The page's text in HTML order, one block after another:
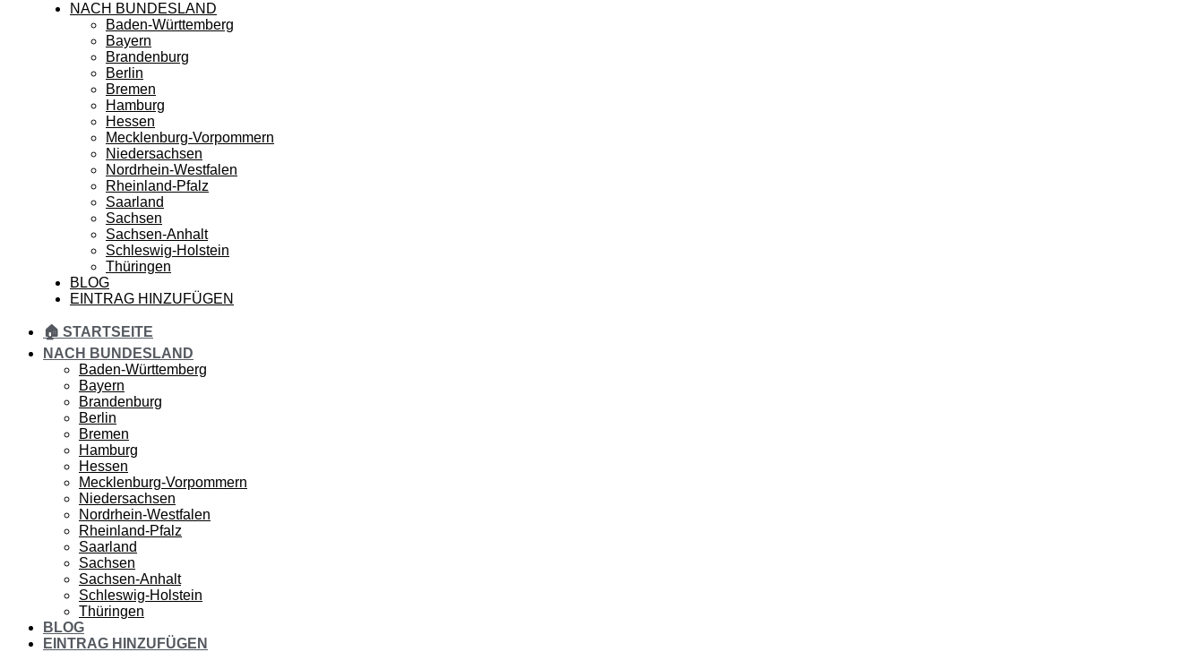
NACH BUNDESLAND
Baden-Württemberg
Bayern
Brandenburg
Berlin
Bremen
Hamburg
Hessen
Mecklenburg-Vorpommern
Niedersachsen
Nordrhein-Westfalen
Rheinland-Pfalz
Saarland
Sachsen
Sachsen-Anhalt
Schleswig-Holstein
Thüringen
BLOG
EINTRAG HINZUFÜGEN
🏠 STARTSEITE
NACH BUNDESLAND
Baden-Württemberg
Bayern
Brandenburg
Berlin
Bremen
Hamburg
Hessen
Mecklenburg-Vorpommern
Niedersachsen
Nordrhein-Westfalen
Rheinland-Pfalz
Saarland
Sachsen
Sachsen-Anhalt
Schleswig-Holstein
Thüringen
BLOG
EINTRAG HINZUFÜGEN